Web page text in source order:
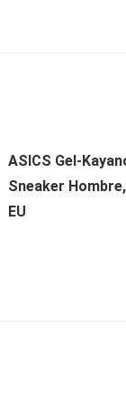
ASICS Gel-
Sneaker
EU